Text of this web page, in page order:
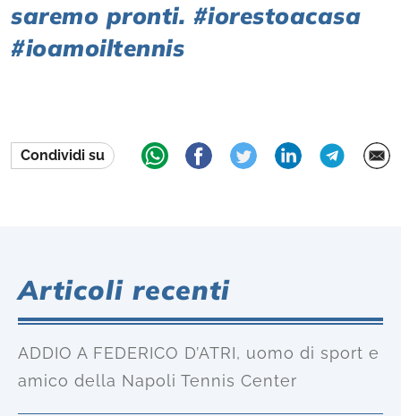
saremo pronti. #iorestoacasa
#ioamoiltennis
Condividi su
Articoli recenti
ADDIO A FEDERICO D’ATRI, uomo di sport e
amico della Napoli Tennis Center